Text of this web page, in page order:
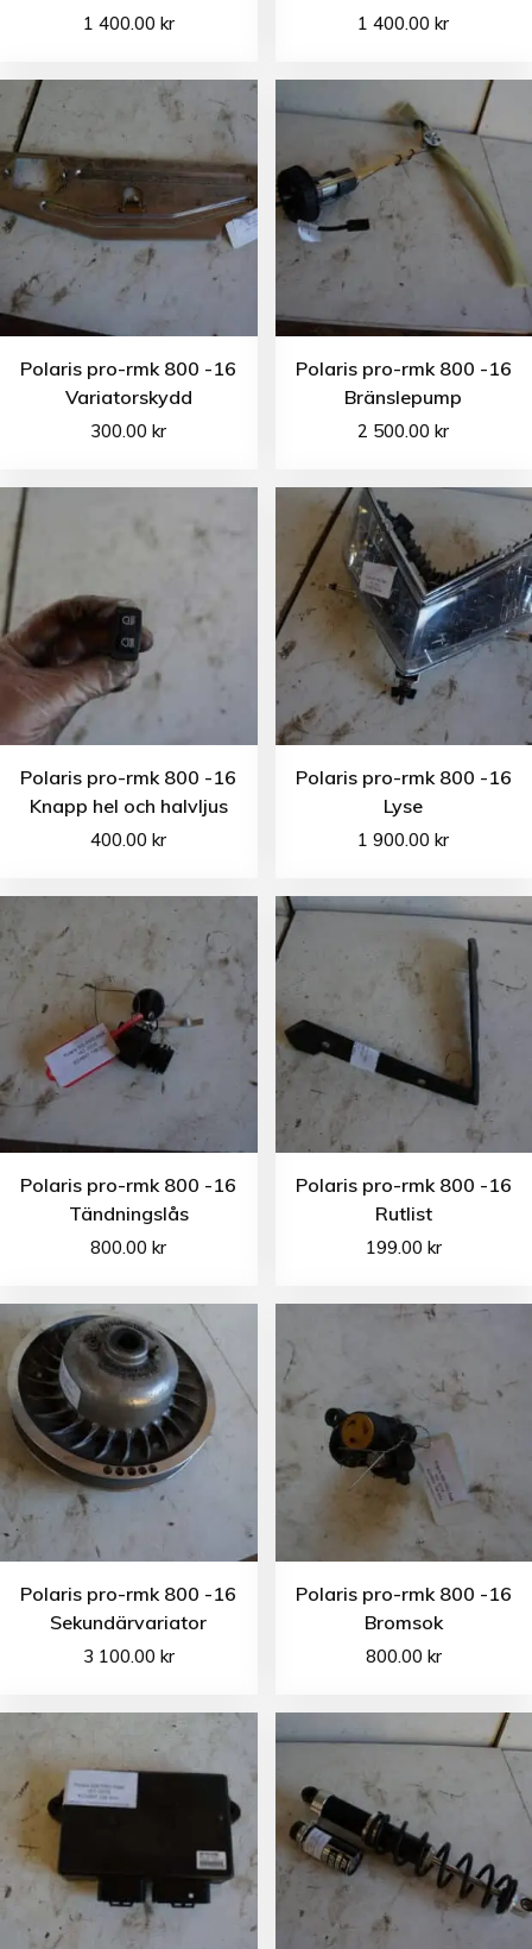
1 400.00 kr 1 400.00kr
Polaris pro-rmk 800 -16
Variatorskydd
300.00kr
Polaris pro-rmk 800 -16
Bränslepump
2 500.00kr
Polaris pro-rmk 800 -16
Knapp hel och halvljus
400.00kr
Polaris pro-rmk 800 -16
Lyse
1 900.00kr
Polaris pro-rmk 800 -16
Tändningslås
800.00kr
Polaris pro-rmk 800 -16
Rutlist
199.00 kr
Polaris pro-rmk 800 -16
Sekundärvariator
3 100.00 kr
Polaris pro-rmk 800 -16
Bromsok
800.00 kr